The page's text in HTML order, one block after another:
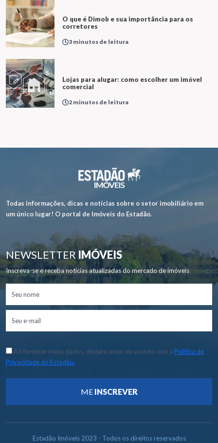
O que é Dimob e sua importância para os
corretores
3 minutos de leitura
Lojas para alugar: como escolher um imóvel
comercial
2 minutos de leitura
Todas informações, dicas e notícias sobre o setor imobiliário em
um único lugar! O portal de Imóveis do Estadão.
NEWSLETTERIMÓVEIS
Inscreva-se e receba notícias atualizadas do mercado de imóveis
Ao fornecer meus dados, declaro estar de acordo com a Política de
Privacidade do Estadão.
ME INSCREVER
Estadão Imóveis 2023 - Todos os direitos reservados